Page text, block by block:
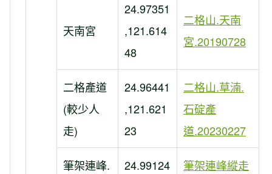
天南宮
24.97351
,121.614
48
二格山.天南
宮.20190728
二格產道
(較少人
走)
24.96441
,121.621
23
二格山.草湳.
石碇產
道.20230227
筆架連峰.
24.99124
筆架連峰縱走